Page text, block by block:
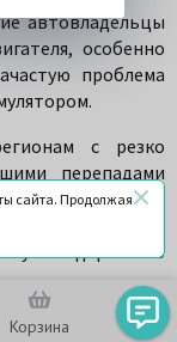
Корзина Чат
автовладельцы
особенно
проблема
с резко
перепадами
хранится не в
уделять
содержанию
сайта. Продолжая